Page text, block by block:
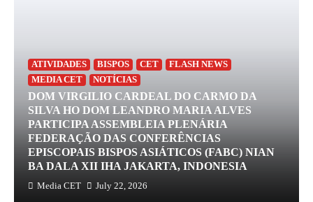
ATIVIDADES BISPOS CET
FLASH NEWS
MEDIA CET
NOTÍCIAS
DOM VIRGILIO CARDEAL DO CARMO DA
SILVA HO DOM LEANDRO MARIA ALVES
PARTICIPA ASSEMBLEIA PLENÁRIA
FEDERAÇÃO DAS CONFERÊNCIAS
EPISCOPAIS BISPOS ASIÁTICOS (FABC) NIAN
BA DALA XII IHA JAKARTA, INDONESIA
Media CET July 22, 2026